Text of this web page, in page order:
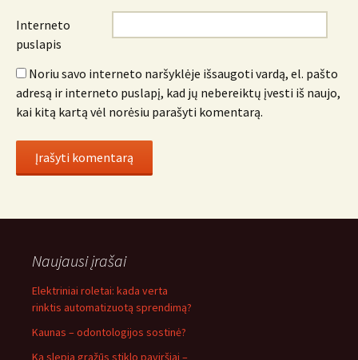
Interneto
puslapis
Noriu savo interneto naršyklėje išsaugoti vardą, el. pašto
adresą ir interneto puslapį, kad jų nebereiktų įvesti iš naujo,
kai kitą kartą vėl norėsiu parašyti komentarą.
Naujausi įrašai
Elektriniai roletai: kada verta
rinktis automatizuotą sprendimą?
Kaunas – odontologijos sostinė?
Ką slepia gražūs stiklo paviršiai –